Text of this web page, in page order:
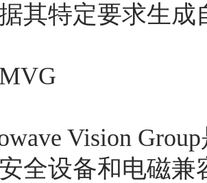
其特定要求生成
Vision
全设备和电磁